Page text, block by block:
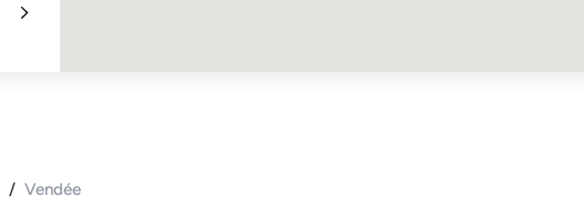
Vendée